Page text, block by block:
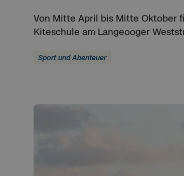
Von Mitte April bis Mitte Oktober
Kiteschule am Langeooger
Sport und Abenteuer